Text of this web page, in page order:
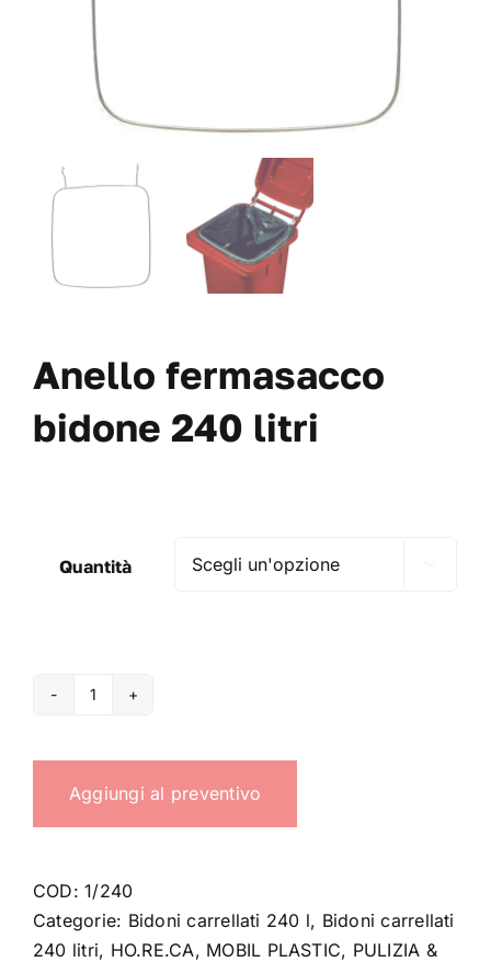
VAI AL PREVENTIVO
Anello fermasacco
bidone 240 litri
Quantità
Anello
bidone
240
litri
Aggiungi al preventivo
COD:1/240
Categorie: Bidoni carrellati 240 l, Bidoni carrellati
240 litri, HO.RE.CA, MOBIL PLASTIC, PULIZIA &